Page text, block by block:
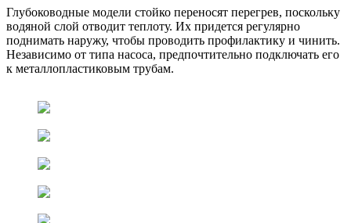
Глубоководные модели стойко переносят перегрев, поскольку
водяной слой отводит теплоту. Их придется регулярно
поднимать наружу, чтобы проводить профилактику и чинить.
Независимо от типа насоса, предпочтительно подключать его
к металлопластиковым трубам.